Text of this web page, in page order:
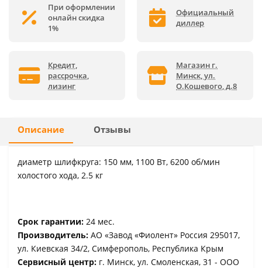
При оформлении
онлайн скидка
1%
Официальный
диллер
Кредит,
рассрочка,
лизинг
Магазин г.
Минск, ул.
О.Кошевого, д.8
Описание Отзывы
диаметр шлифкруга: 150 мм, 1100 Вт, 6200 об/мин
холостого хода, 2.5 кг
Срок гарантии: 24 мес.
Производитель: АО «Завод «Фиолент» Россия 295017,
ул. Киевская 34/2, Симферополь, Республика Крым
Сервисный центр: г. Минск, ул. Смоленская, 31 - ООО